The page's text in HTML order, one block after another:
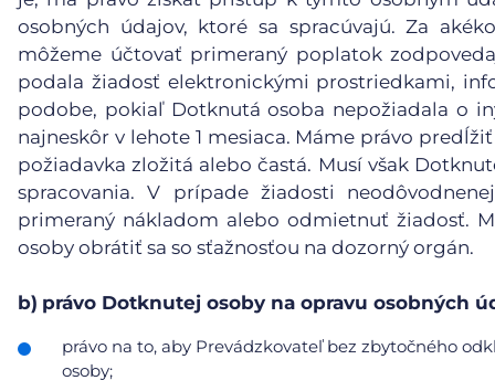
osobných údajov, ktoré sa spracúvajú. Za
môžeme účtovať primeraný poplatok
podala žiadosť elektronickými prostriedkami,
podobe, pokiaľ Dotknutá osoba nepožiadala o
najneskôr v lehote 1 mesiaca. Máme právo
požiadavka zložitá alebo častá. Musí však
spracovania. V prípade žiadosti
primeraný nákladom alebo odmietnuť žiadosť.
osoby obrátiť sa so sťažnosťou na dozorný orgán.
b) právo Dotknutej osoby na opravu osobných
právo na to, aby Prevádzkovateľ bez zbytočného
osoby;